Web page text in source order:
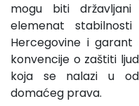
mogu biti državljani
elemenat
Hercegovine i garant
konvencije o zaštiti
koja se nalazi u
domaćeg prava.